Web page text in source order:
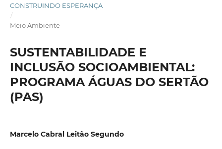
CONSTRUINDO ESPERANÇA
/
Meio Ambiente
SUSTENTABILIDADE E
INCLUSÃO SOCIOAMBIENTAL:
PROGRAMA ÁGUAS DO SERTÃO
(PAS)
Marcelo Cabral Leitão Segundo